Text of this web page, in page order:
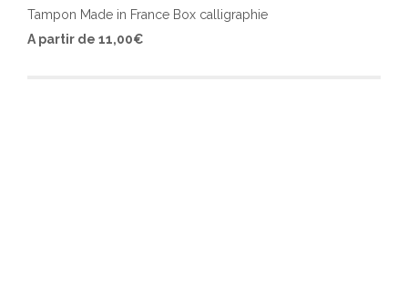
Tampon Made in France Box calligraphie
A partir de 11,00€